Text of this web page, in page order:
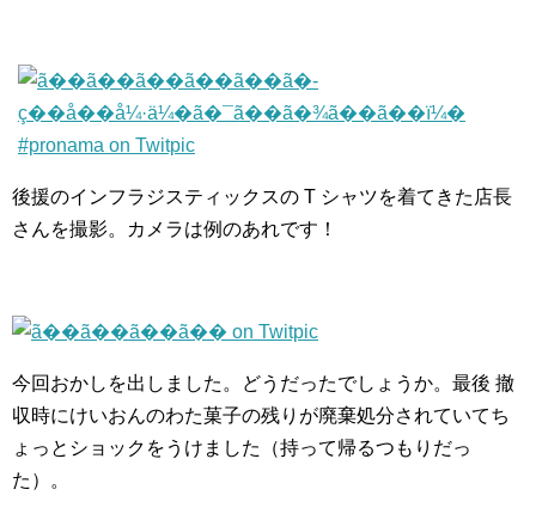
後援のインフラジスティックスの T シャツを着てきた店長
さんを撮影。カメラは例のあれです！
今回おかしを出しました。どうだったでしょうか。最後 撤
収時にけいおんのわた菓子の残りが廃棄処分されていてち
ょっとショックをうけました（持って帰るつもりだっ
た）。